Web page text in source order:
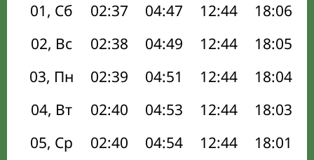
01, Сб 02:37 04:47 12:44 18:06
02, Вс
02:38 04:49 12:44 18:05
03, Пн
02:39 04:51 12:44 18:04
04, Вт
02:40 04:53 12:44 18:03
05, Ср
02:40 04:54 12:44 18:01